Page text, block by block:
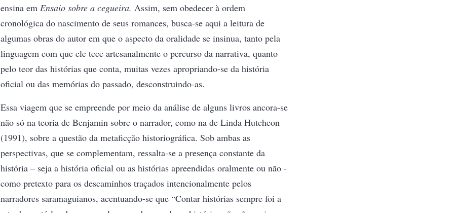
ensina em Ensaio sobre a cegueira. Assim, sem obedecer à ordem
cronológica do nascimento de seus romances, busca-se aqui a leitura de
algumas obras do autor em que o aspecto da oralidade se insinua, tanto pela
linguagem com que ele tece artesanalmente o percurso da narrativa, quanto
pelo teor das histórias que conta, muitas vezes apropriando-se da história
oficial ou das memórias do passado, desconstruindo-as.
Essa viagem que se empreende por meio da análise de alguns livros ancora-se
não só na teoria de Benjamin sobre o narrador, como na de Linda Hutcheon
(1991), sobre a questão da metaficção historiográfica. Sob ambas as
perspectivas, que se complementam, ressalta-se a presença constante da
história – seja a história oficial ou as histórias apreendidas oralmente ou não -
como pretexto para os descaminhos traçados intencionalmente pelos
narradores saramaguianos, acentuando-se que “Contar histórias sempre foi a